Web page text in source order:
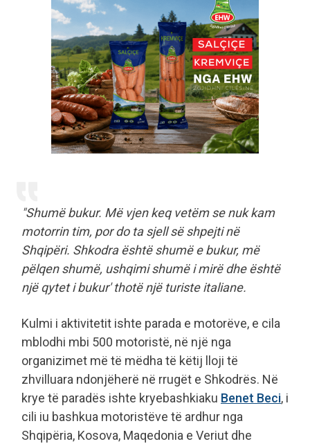
"Shumë bukur. Më vjen keq vetëm se nuk kam
motorrin tim, por do ta sjell së shpejti në
Shqipëri. Shkodra është shumë e bukur, më
pëlqen shumë, ushqimi shumë i mirë dhe është
një qytet i bukur' thotë një turiste italiane.
Kulmi i aktivitetit ishte parada e motorëve, e cila
mblodhi mbi 500 motoristë, në një nga
organizimet më të mëdha të këtij lloji të
zhvilluara ndonjëherë në rrugët e Shkodrës. Në
krye të paradës ishte kryebashkiaku Benet Beci, i
cili iu bashkua motoristëve të ardhur nga
Shqipëria, Kosova, Maqedonia e Veriut dhe